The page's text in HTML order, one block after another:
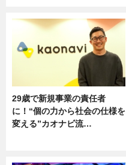
29歳で新規事業の責任者
に！“個の力から社会の仕様を
変える”カオナビ流…